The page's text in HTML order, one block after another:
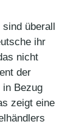
überall
ihr
nicht
der
in Bezug
zeigt eine